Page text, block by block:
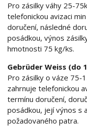
Pro zásilky váhy 25-
telefonickou avizaci
doručení, následné
posádkou, výnos
hmotnosti 75 kg/ks.
Gebrüder Weiss (do
Pro zásilky o váze 75-
zahrnuje telefonickou
termínu doručení,
posádkou, její výnos s
požadovaného patra.